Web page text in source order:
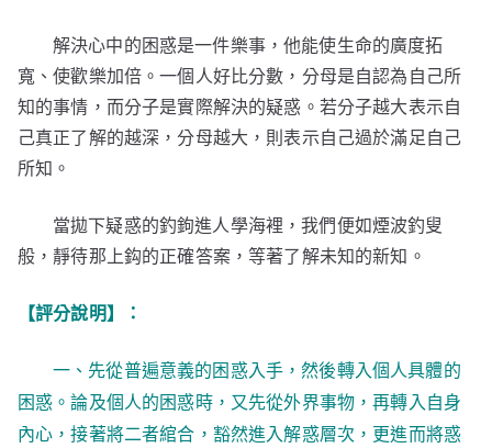
解決心中的困惑是一件樂事，他能使生命的廣度拓
寬、使歡樂加倍。一個人好比分數，分母是自認為自己所
知的事情，而分子是實際解決的疑惑。若分子越大表示自
己真正了解的越深，分母越大，則表示自己過於滿足自己
所知。
當拋下疑惑的釣鉤進人學海裡，我們便如煙波釣叟
般，靜待那上鈎的正確答案，等著了解未知的新知。
【評分說明】：
一、先從普遍意義的困惑入手，然後轉入個人具體的
困惑。論及個人的困惑時，又先從外界事物，再轉入自身
內心，接著將二者綰合，豁然進入解惑層次，更進而將惑